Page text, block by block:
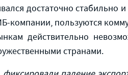
достаточно
компании, пользуются
действительно
странами.